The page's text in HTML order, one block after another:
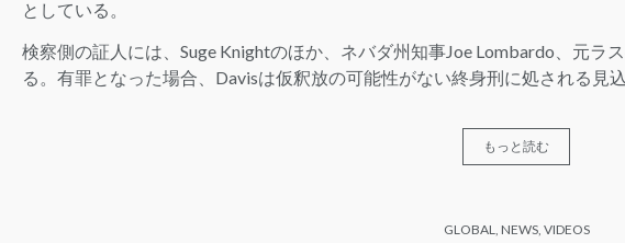
としている。
検察側の証人には、Suge Knightのほか、ネバダ州知事Joe Lombardo、元ラ
る。有罪となった場合、Davisは仮釈放の可能性がない終身刑に処される見込
もっと読む
GLOBAL, NEWS, VIDEOS